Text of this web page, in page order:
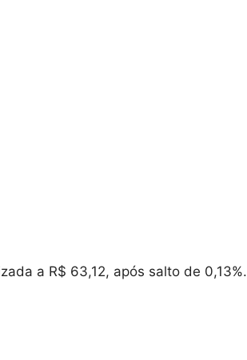
a R$ 63,12, após salto de 0,13%.